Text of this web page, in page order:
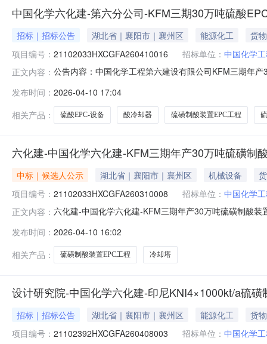
中国化学六化建-第六分公司-KFM三期30万吨硫酸
招标｜招标公告 湖北省｜襄阳市｜襄州区 能源化工
货物
项目编号： 21102033HXCGFA260410016 招标单位： 中国化学
正文内容： 公告内容：中国化学工程第六建设有限公司KFM三期年
万吨硫酸EPC-设备-酸冷却器采购已具备谈判采购条件
发布时间： 2026-04-10 17:04
相关产品：
硫酸EPC-设备 酸冷却器 硫磺制酸装置EPC工程
六化建-中国化学六化建-KFM三期年产30万吨硫磺制
中标｜候选人公示 湖北省｜襄阳市｜襄州区 机械设备
项目编号： 21102033HXCGFA260310008 招标单位： 中国化学
正文内容： 六化建-中国化学六化建-KFM三期年产30万吨硫磺制酸
工程-设备-冷却塔采购2.成交候选人标段（包）编号：
发布时间： 2026-04-10 16:02
相关产品：
硫磺制酸装置EPC工程 冷却塔
设计研究院-中国化学六化建-印尼KNI4×1000kt/a硫
招标｜招标公告 湖北省｜襄阳市｜襄州区 能源化工
货物
项目编号： 21102392HXCGFA260408003 招标单位： 中国化学